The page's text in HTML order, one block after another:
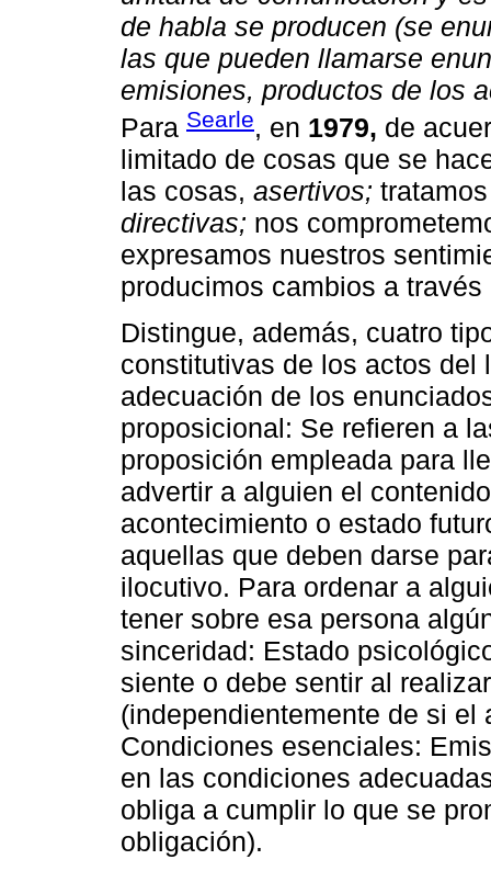
de habla se producen (se
las que pueden llamarse
emisiones, productos de los
Para Searle, en 1979, de
limitado de cosas que se
las cosas, asertivos;
directivas; nos
expresamos nuestros
producimos cambios a
Distingue, además, cuatro
constitutivas de los actos del
adecuación de los
proposicional: Se refieren a
proposición empleada para
advertir a alguien el
acontecimiento o estado
aquellas que deben darse
ilocutivo. Para ordenar a
tener sobre esa persona
sinceridad: Estado
siente o debe sentir al
(independientemente de si
Condiciones esenciales:
en las condiciones
obliga a cumplir lo que se
obligación).